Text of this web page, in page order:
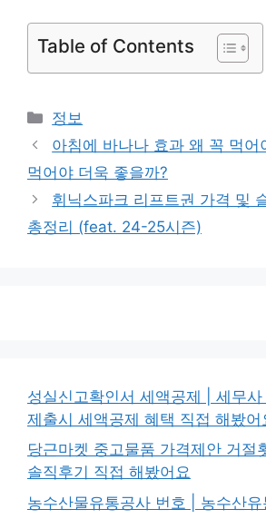
Table of Contents
카
테
고
리
정보
아침에 바나나 효과 왜 꼭 먹어
먹어야 더욱 좋을까?
휘닉스파크 리프트권 가격 및
총정리 (feat. 24-25시즌)
성실신고확인서 세액공제 | 세무
제출시 세액공제 혜택 직접 해봤어
당근마켓 중고물품 가격제안 거절
솔직후기 직접 해봤어요
농수산물유통공사 번호 | 농수산